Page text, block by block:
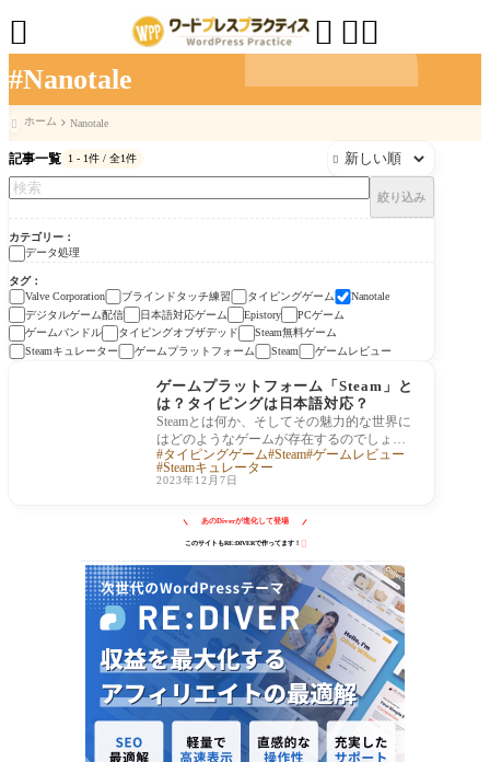
#Nanotale
 

 ホーム Nanotale
記事一覧 1 - 1件 / 全1件 
絞り込み
カテゴリー
データ処理
タグ
Valve Corporation
ブラインドタッチ練習 タイピングゲーム
Nanotale
デジタルゲーム配信
日本語対応ゲーム Epistory
PCゲーム
ゲームバンドル
タイピングオブザデッド
Steam無料ゲーム
Steamキュレーター
ゲームプラットフォーム Steam ゲームレビュー
データ処理
ゲームプラットフォーム「Steam」と
は？タイピングは日本語対応？
Steamとは何か、そしてその魅力的な世界に
はどのようなゲームが存在するのでしょう
か？この記事では、Valve Corporationによっ
て開発さ
タイピングゲーム Steam ゲームレビュー
Steamキュレーター
2023年12月7日
あのDiverが進化して登場
このサイトもRE:DIVERで作ってます！ 